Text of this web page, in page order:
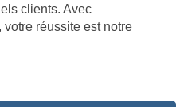
clients. Avec
réussite est notre